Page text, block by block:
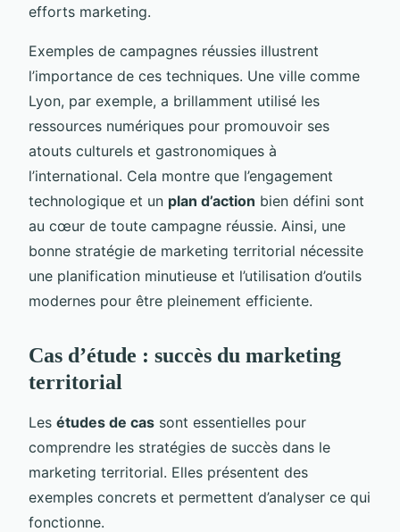
efforts marketing.
Exemples de campagnes réussies illustrent
l’importance de ces techniques. Une ville comme
Lyon, par exemple, a brillamment utilisé les
ressources numériques pour promouvoir ses
atouts culturels et gastronomiques à
l’international. Cela montre que l’engagement
technologique et un plan d’action bien défini sont
au cœur de toute campagne réussie. Ainsi, une
bonne stratégie de marketing territorial nécessite
une planification minutieuse et l’utilisation d’outils
modernes pour être pleinement efficiente.
Cas d’étude : succès du marketing
territorial
Les études de cas sont essentielles pour
comprendre les stratégies de succès dans le
marketing territorial. Elles présentent des
exemples concrets et permettent d’analyser ce qui
fonctionne.